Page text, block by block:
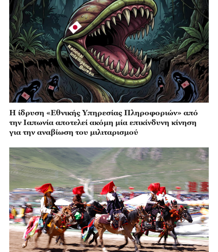
Η ίδρυση «Εθνικής Υπηρεσίας Πληροφοριών» από
την Ιαπωνία αποτελεί ακόμη μία επικίνδυνη κίνηση
για την αναβίωση του μιλιταρισμού